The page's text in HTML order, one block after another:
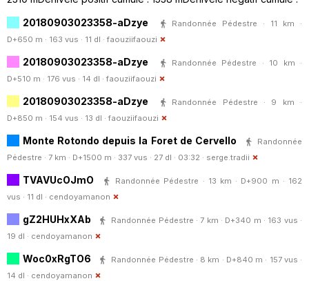
20180903023358-aDzye
Randonnée Pédestre · 11 km ·
D+650 m · 163 vus · 11 dl · faouziifaouzi
20180903023358-aDzye
Randonnée Pédestre · 10 km ·
D+510 m · 176 vus · 14 dl · faouziifaouzi
20180903023358-aDzye
Randonnée Pédestre · 9 km ·
D+850 m · 154 vus · 13 dl · faouziifaouzi
Monte Rotondo depuis la Foret de Cervello
Randonnée
Pédestre · 7 km · D+1500 m · 337 vus · 27 dl · 03:32 · serge.tradii
TVAVUcOJmO
Randonnée Pédestre · 13 km · D+900 m · 162
vus · 11 dl · cendoyamanon
gZ2HUHxXAb
Randonnée Pédestre · 7 km · D+340 m · 163 vus ·
19 dl · cendoyamanon
Woc0xRgTO6
Randonnée Pédestre · 8 km · D+840 m · 157 vus ·
14 dl · cendoyamanon